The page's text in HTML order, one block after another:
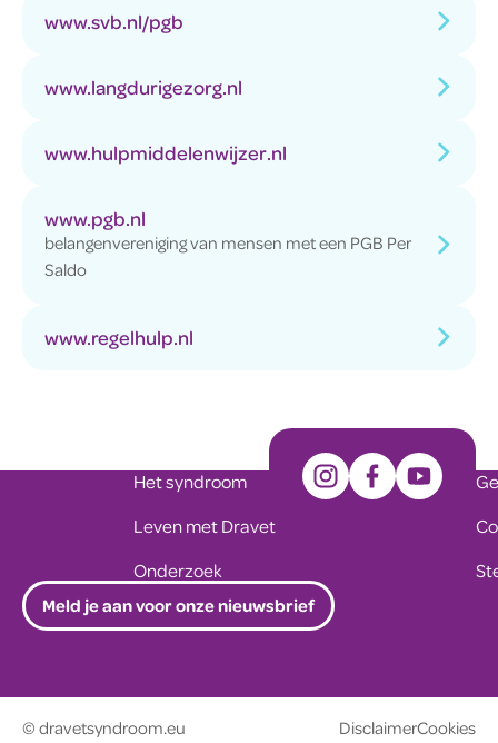
www.svb.nl/pgb
www.langdurigezorg.nl
www.hulpmiddelenwijzer.nl
www.pgb.nl
belangenvereniging van mensen met een PGB Per
Saldo
www.regelhulp.nl
Het syndroom
Leven met Dravet
Onderzoek
Meld je aan voor onze nieuwsbrief
© dravetsyndroom.eu DisclaimerCookies